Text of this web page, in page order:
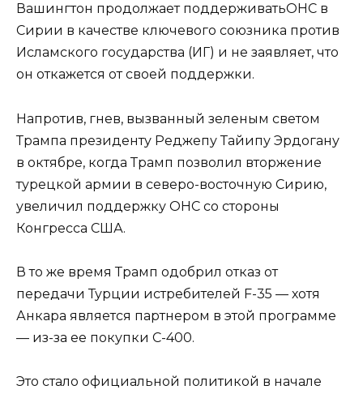
Вашингтон продолжает поддерживатьОНС в
Сирии в качестве ключевого союзника против
Исламского государства (ИГ) и не заявляет, что
он откажется от своей поддержки.
Напротив, гнев, вызванный зеленым светом
Трампа президенту Реджепу Тайипу Эрдогану
в октябре, когда Трамп позволил вторжение
турецкой армии в северо-восточную Сирию,
увеличил поддержку ОНС со стороны
Конгресса США.
В то же время Трамп одобрил отказ от
передачи Турции истребителей F-35 — хотя
Анкара является партнером в этой программе
— из-за ее покупки С-400.
Это стало официальной политикой в начале